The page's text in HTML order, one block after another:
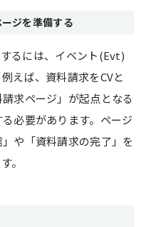
ジを準備する
るには、イベント(Evt)
えば、資料請求をCVと
求ページ」が起点となる
必要があります。ページ
や「資料請求の完了」を
。